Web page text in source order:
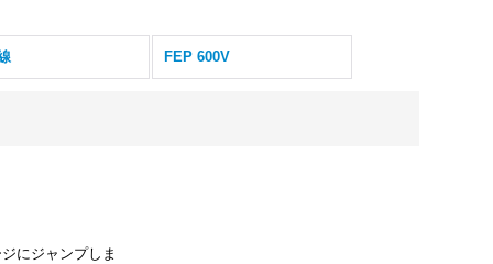
FEP 600V
にジャンプしま